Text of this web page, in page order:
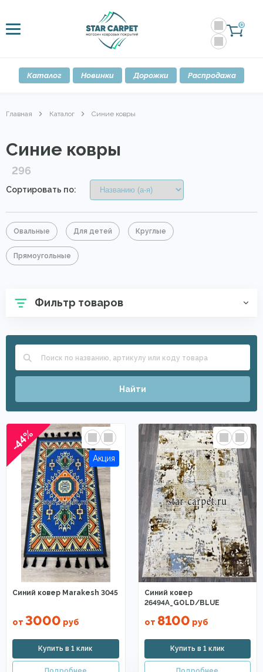
0
Каталог Новинки Дорожки Распродажа
Главная Каталог Синие ковры
Синие ковры
296
Сортировать по:
Овальные Для детей Круглые
Прямоугольные
Фильтр товаров
Найти
-44%
Синий ковер Marakesh 3045
от 3000 руб
Синий ковер
26494A_GOLD/BLUE
от 8100 руб